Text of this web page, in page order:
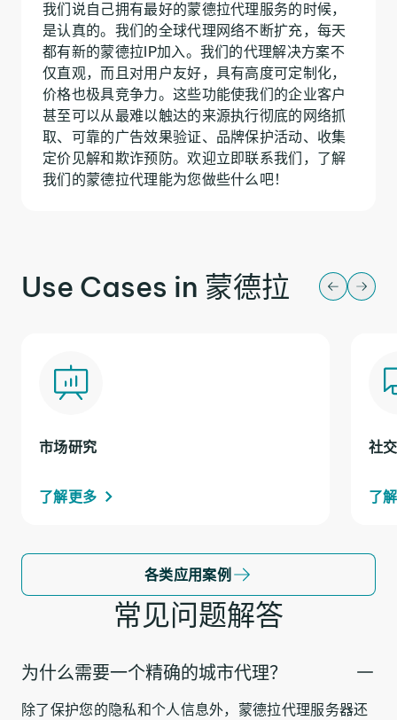
我们说自己拥有最好的蒙德拉代理服务的时候，
是认真的。我们的全球代理网络不断扩充，每天
都有新的蒙德拉IP加入。我们的代理解决方案不
仅直观，而且对用户友好，具有高度可定制化，
价格也极具竞争力。这些功能使我们的企业客户
甚至可以从最难以触达的来源执行彻底的网络抓
取、可靠的广告效果验证、品牌保护活动、收集
定价见解和欺诈预防。欢迎立即联系我们，了解
我们的蒙德拉代理能为您做些什么吧！
Use Cases in 蒙德拉
市场研究
了解更多
社
了
各类应用案例
常见问题解答
为什么需要一个精确的城市代理？
除了保护您的隐私和个人信息外，蒙德拉代理服务器还